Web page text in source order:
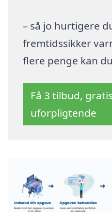
– så jo hurtigere
fremtidssikker
flere penge kan
Få 3 tilbud,
uforpligtende